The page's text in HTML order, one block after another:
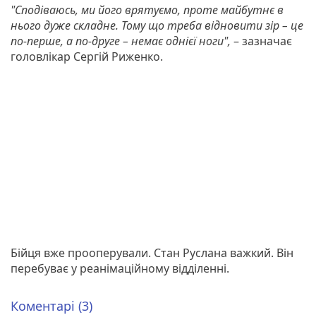
"Сподіваюсь, ми його врятуємо, проте майбутнє в
нього дуже складне. Тому що треба відновити зір – це
по-перше, а по-друге – немає однієї ноги", – зазначає
головлікар Сергій Риженко.
Бійця вже прооперували. Стан Руслана важкий. Він
перебуває у реанімаційному відділенні.
Коментарі (3)